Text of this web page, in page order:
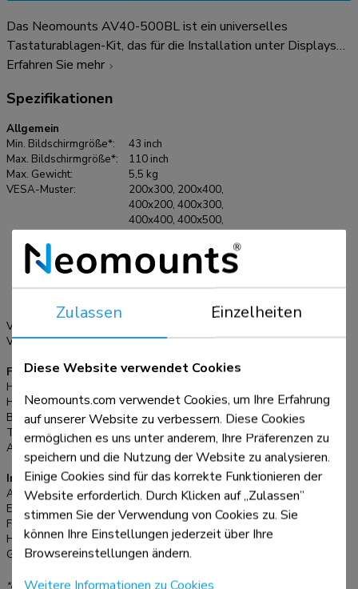
Das Neomounts AV40-500BL ist ein universelles
Tastaturablagen-Kit, das für die Installation unter Displays
ab 43? entwickelt wurde und VESA-Lochmuster von
Ablagefläche von 27x60,3 cm und einer maximalen Tragkraft
von 2,5 kg bietet es ausreichend Platz für Tastatur und
Maus. Für optimale Flexibilität sind sowohl die Ablagen
Halterung als auch die Rückplatte-Halterungen
höhenverstellbar. Die Befestigungslöcher des AV40-500BL
ermöglichen Variationen in Breite und Höhe, während der
VESA-Rahmen in vier Positionen (200/400/600/800)
Bodenhalterungen kompatibel. Die Installation ist schnell
und unkompliziert, wobei die Ausrichtung mit Hilfe eines
Ausführliche Informationen zur Kompatibilität mit
bestimmten Modellen und Befestigungsgrößen finden Sie im
Erfahren Sie mehr
Spezifikationen
Allgemein
Min. Bildschirmgröße*:
43 inch
Max. Bildschirmgröße*:
110 inch
Max. Gewicht:
5,5 kg
VESA-Muster:
200x300, 200x400,
400x200, 400x300,
400x400, 400x500,
600x300, 600x400,
600x500, 600x600,
VESA-Maximum:
VESA-Minimum:
200x200 mm
Funktionalität
Höhenverstellung:
Höhe:
64 cm
Breite:
90 cm
Tiefe:
27,9 cm
Anpassungstyp:
Informationen
Artikelnummer:
AV40-500BL
EAN:
8717371449407
Farbe:
Hauptmaterial:
Stahl
Garantie:
5 Jahre
*Bitte beachten: Die angegebenen Zollgrößen sind nur ein Anhaltspunkt, kombiniert
Zulassen Einzelheiten
Diese Website verwendet Cookies
Neomounts.com verwendet Cookies, um Ihre Erfahrung
auf unserer Website zu verbessern. Diese Cookies
ermöglichen es uns unter anderem, Ihre Präferenzen zu
speichern und die Nutzung der Website zu analysieren.
Einige Cookies sind für das korrekte Funktionieren der
Website erforderlich. Durch Klicken auf „Zulassen”
stimmen Sie der Verwendung von Cookies zu. Sie
können Ihre Einstellungen jederzeit über Ihre
Browsereinstellungen ändern.
Weitere Informationen zu Cookies